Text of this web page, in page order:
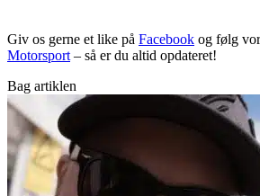
Giv os gerne et like på Facebook og følg
Motorsport – så er du altid opdateret!
Bag artiklen